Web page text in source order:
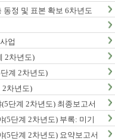
정 및 표본 확보 6차년도
업
2차년도)
계 2차년도)
2차년도)
단계 2차년도) 최종보고서
(5단계 2차년도) 부록: 미기
(5단계 2차년도) 요약보고서